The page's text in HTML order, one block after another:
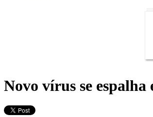
Novo vírus se